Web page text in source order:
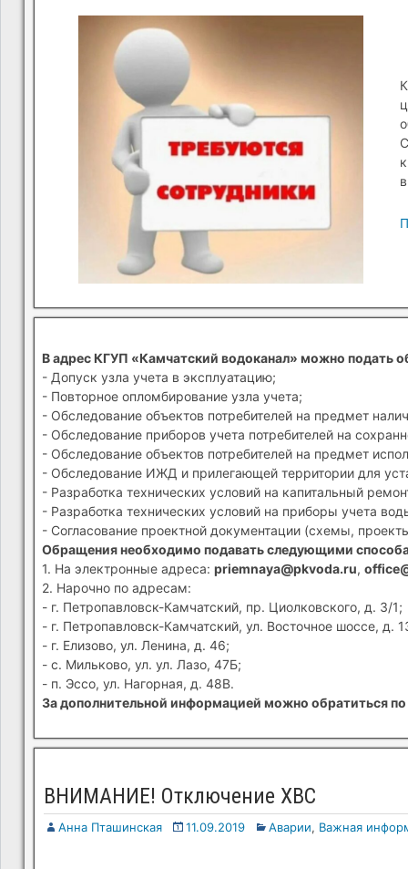
В адрес КГУП «Камчатский водоканал» можно подать
- Допуск узла учета в эксплуатацию;
- Повторное опломбирование узла учета;
- Обследование объектов потребителей на предмет
- Обследование приборов учета потребителей на
- Обследование объектов потребителей на предмет
- Обследование ИЖД и прилегающей территории для
- Разработка технических условий на капитальный
- Разработка технических условий на приборы учета
- Согласование проектной документации (схемы,
Обращения необходимо подавать следующими
1. На электронные адреса: priemnaya@pkvoda.ru,
2. Нарочно по адресам:
- г. Петропавловск-Камчатский, пр. Циолковского, д. 3/1;
- г. Петропавловск-Камчатский, ул. Восточное шоссе, д.
- г. Елизово, ул. Ленина, д. 46;
- с. Мильково, ул. ул. Лазо, 47Б;
- п. Эссо, ул. Нагорная, д. 48В.
За дополнительной информацией можно обратиться
ВНИМАНИЕ! Отключение ХВС
Анна Пташинская 11.09.2019 Аварии, Важная